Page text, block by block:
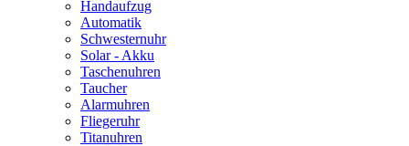
Handaufzug
Automatik
Schwesternuhr
Solar - Akku
Taschenuhren
Taucher
Alarmuhren
Fliegeruhr
Titanuhren